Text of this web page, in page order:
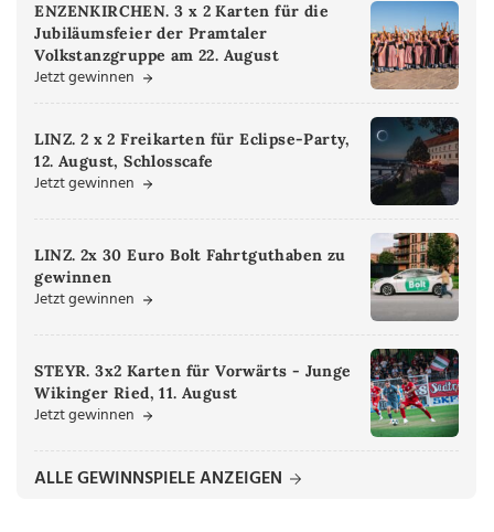
ENZENKIRCHEN. 3 x 2 Karten für die
Jubiläumsfeier der Pramtaler
Volkstanzgruppe am 22. August
Jetzt gewinnen
LINZ. 2 x 2 Freikarten für Eclipse-Party,
12. August, Schlosscafe
Jetzt gewinnen
LINZ. 2x 30 Euro Bolt Fahrtguthaben zu
gewinnen
Jetzt gewinnen
STEYR. 3x2 Karten für Vorwärts - Junge
Wikinger Ried, 11. August
Jetzt gewinnen
ALLE GEWINNSPIELE ANZEIGEN